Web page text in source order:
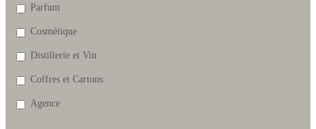
Parfum
Cosmétique
Distillerie et Vin
Coffres et Cartons
Agence